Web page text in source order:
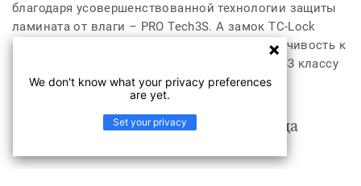
благодаря усовершенствованной технологии защиты
ламината от влаги – PRO Tech3S. А замок TC-Lock
обеспечивает легкий монтаж. Высокая устойчивость к
истиранию ламината – (AC5) соответствует 33 классу
применения.
Продукт BALLET Sylphide / Сильфида
подходит для
We don't know what your privacy preferences
are yet.
Set your privacy